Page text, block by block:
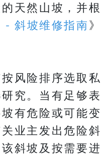
天然山坡，并根
- 斜坡维修指南》
风险排序选取私
究。当有足够表
有危险或可能变
业主发出危险斜
斜坡及按需要进